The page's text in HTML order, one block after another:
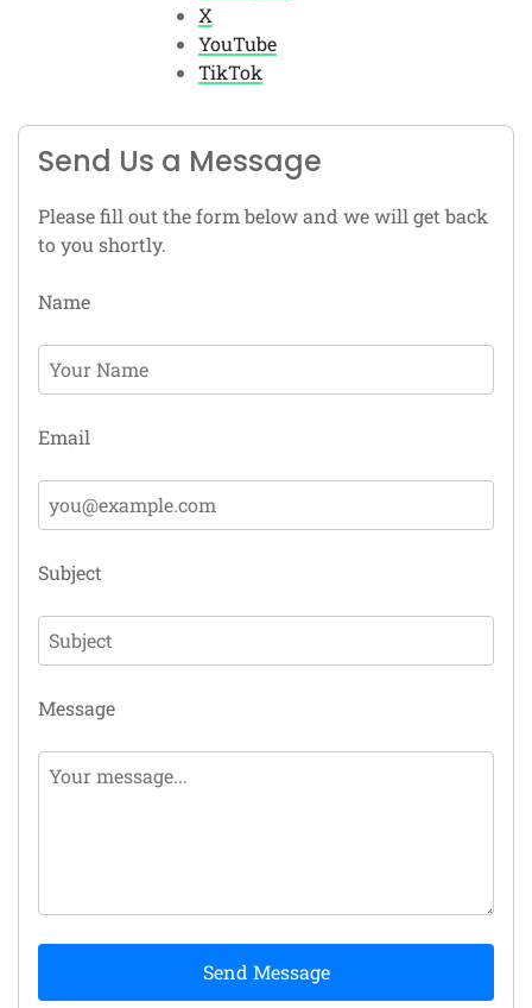
X
YouTube
TikTok
Send Us a Message
Please fill out the form below and we will get back
to you shortly.
Name
Email
Subject
Message
Send Message